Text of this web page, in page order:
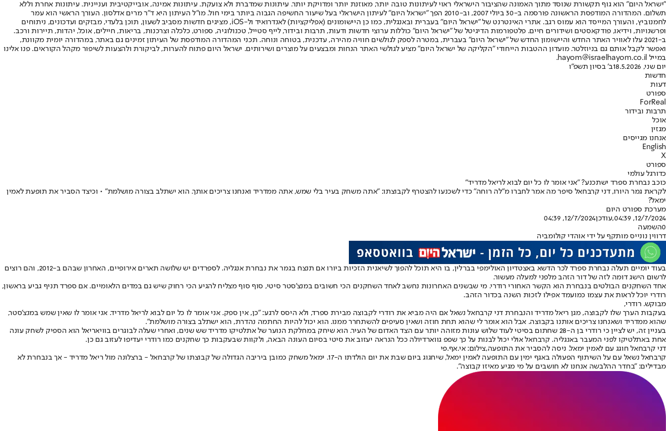
"ישראל היום" הוא גוף תקשורת שנוסד מתוך האמונה שהציבור הישראלי ראוי לעיתונות טובה יותר, מאוזנת יותר ומדויקת יותר. עיתונות שמדברת ולא צועקת. עיתונות אמינה, אובייקטיבית ועניינית. עיתונות אחרת וללא
תשלום. המהדורה המודפסת הראשונה פורסמה ב-30 ביולי 2007, וב-2010 הפך "ישראל היום" לעיתון הישראלי בעל שיעור החשיפה הגבוה ביותר בימי חול. מו"ל העיתון היא ד"ר מרים אדלסון. העורך הראשי הוא עמר
לחמנוביץ, והעורך המייסד הוא עמוס רגב. אתרי האינטרנט של "ישראל היום" בעברית ובאנגלית, כמו כן היישומונים (אפליקציות) לאנדרואיד ול-iOS, מציגים חדשות מסביב לשעון, תוכן בלעדי, מבזקים ועדכונים, ניתוחים
ופרשנויות, וידיאו, פודקאסטים ושידורים חיים. פלטפורמות הדיגיטל של "ישראל היום" כוללות ערוצי חדשות ודעות, תרבות ובידור, לייף סטייל, טכנולוגיה, ספורט, כלכלה וצרכנות, בריאות, חיילים, אוכל, יהדות, תיירות ורכב.
ב-2021 עלו לאוויר האתר החדש והיישומון החדש של "ישראל היום" בעברית, במטרה לספק לגולשים חוויה מהירה, עדכנית, בטוחה ונוחה. תכני המהדורה המודפסת של העיתון זמינים גם באתר, במהדורה יומית מקוונת,
ואפשר לקבל אותם גם בניוזלטר. מועדון ההטבות הייחודי "הקליקה של ישראל היום" מציע לגולשי האתר הנחות ומבצעים על מוצרים ושירותים. ישראל היום פתוח להערות, לביקורת ולהצעות לשיפור מקהל הקוראים. פנו אלינו
במייל hayom@israelhayom.co.il.
יום שני, 18.5.2026
ב' בסיון תשפ"ו
חדשות
דעות
ספורט
ForReal
תרבות ובידור
אוכל
מגזין
אנחנו מגייסים
English
X
ספורט
כדורגל עולמי
כוכב נבחרת ספרד ישתכנע? "אני אומר לו כל יום לבוא לריאל מדריד"
לקראת גמר היורו, דני קרבחאל סיפר מה אמר לחברו מ"לה רוחה" כדי לשכנעו להצטרף לקבוצתו: "אתה משחק בעיר בלי שמש, אתה ממדריד ואנחנו צריכים אותך. הוא ישתלב בצורה מושלמת" • וכיצד הסביר את תופעת לאמין
ימאל?
מערכת ספורט היום
12/7/2024, 04:39
,עודכן12/7/2024, 04:39
0השמעה
דרווין נונייס מותקף על ידי אוהדי קולומביה
בעוד יומיים תעלה נבחרת ספרד לכר הדשא באצטדיון האולימפי בברלין, בו היא תוכל להפוך לשיאנית הזכיות ביורו אם תנצח בגמר את נבחרת אנגליה. לספרדים יש שלושה תארים אירופיים, האחרון שבהם ב-2012, והם רוצים
לרשום הישג דומה לזה של דור הזהב מלפני למעלה מעשור.
אחד השחקנים הבולטים בנבחרת הוא הקשר האחורי רודרי. מי שבשנים האחרונות נחשב לאחד השחקנים הכי חשובים במנצ'סטר סיטי, סוף סוף מצליח להגיע הכי רחוק שיש גם במדים הלאומיים. אם ספרד תניף גביע בראשון,
רודרי יוכל לראות את עצמו כמועמד אפילו לזכות השנה בכדור הזהב.
מבוקש. רודרי,
בעקבות הערך שלו לקבוצה, מגן ריאל מדריד והנבחרת דני קרבחאל נשאל אם היה מביא את רודרי לקבוצה מבירת ספרד, ולא היסס לרגע: "כן, אין ספק. אני אומר לו כל יום לבוא לריאל מדריד. אני אומר לו שאין שמש במנצ'סטר,
שהוא ממדריד ושאנחנו צריכים אותנו בקבוצה. אבל הוא אומר לי שהוא תחת חוזה ושאין סעיפים להשתחרר ממנו. הוא יכול להיות החתמה נהדרת, הוא ישתלב בצורה מושלמת".
בעניין זה, יש לציין כי רודרי בן ה-28 שחתום בסיטי לעוד שלוש עונות מזוהה יותר עם הצד האדום של העיר. הוא שיחק במחלקת הנוער של אתלטיקו מדריד שש שנים, ואחרי שעלה לבוגרים בוויאריאל הוא הספיק לשחק עונה
אחת באתלטיקו לפני המעבר באנגליה. קרבחאל אולי יכול לבנות על כך שפפ גווארדיולה ככל הנראה יעזוב את סיטי בסיום העונה הבאה, ולקוות שבעקבות כך שחקנים כמו רודרי יעדיפו לעזוב גם כן.
דני קרבחאל חוגג עם לאמין ימאל. ניסה להסביר את התופעה,צילום: אי.אף.פי
קרבחאל נשאל עם על השיתוף הפעולה באגף ימין עם התופעה לאמין ימאל, שיחגוג ביום שבת את יום הולדתו ה-17. ימאל משחק כמובן ביריבה הגדולה של קבוצתו של קרבחאל - ברצלונה מול ריאל מדריד - אך בנבחרת לא
מבדילים: "בחדר ההלבשה אנחנו לא חושבים על מי מגיע מאיזו קבוצה".